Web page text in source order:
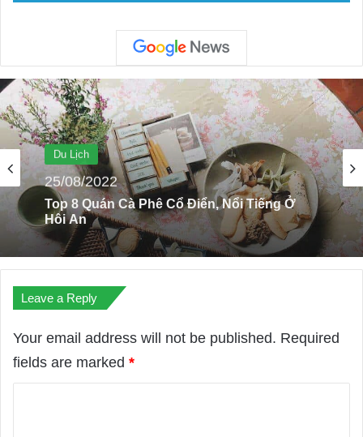
Du Lịch
10/12/2022
Top 5 Khách Sạn 4 Sao Sang Chảnh Tại TP
HCM
Leave a Reply
Your email address will not be published. Required
fields are marked *